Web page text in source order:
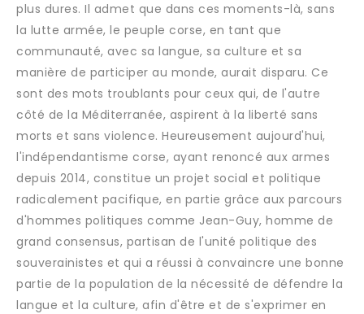
plus dures. Il admet que dans ces moments-là, sans
la lutte armée, le peuple corse, en tant que
communauté, avec sa langue, sa culture et sa
manière de participer au monde, aurait disparu. Ce
sont des mots troublants pour ceux qui, de l'autre
côté de la Méditerranée, aspirent à la liberté sans
morts et sans violence. Heureusement aujourd'hui,
l'indépendantisme corse, ayant renoncé aux armes
depuis 2014, constitue un projet social et politique
radicalement pacifique, en partie grâce aux parcours
d'hommes politiques comme Jean-Guy, homme de
grand consensus, partisan de l'unité politique des
souverainistes et qui a réussi à convaincre une bonne
partie de la population de la nécessité de défendre la
langue et la culture, afin d'être et de s'exprimer en